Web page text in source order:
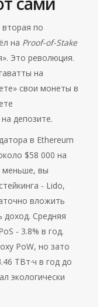
вторая по
на Proof-of-Stake
Это революция.
на
свои монеты в
депозите.
в Ethereum
$58 000 на
меньше, вы
- Lido,
вложить
доход. Средняя
- 3.8% в год.
PoW, но зато
ТВт·ч в год до
экологически